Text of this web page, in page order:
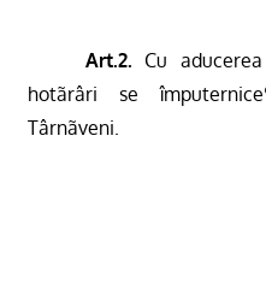
Art.2. Cu
hotãrâri se
Târnãveni.